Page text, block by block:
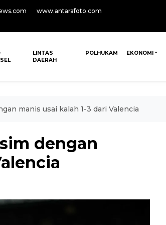
www.antarafoto.com
LINTAS
DAERAH
POLHUKAM EKONOMI
manis usai kalah 1-3 dari Valencia
dengan